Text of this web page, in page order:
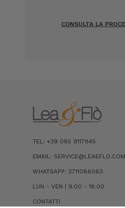
CONSULTA LA
TEL: +39 085 9117845
EMAIL: SERVICE@LEAEFLO.COM
WHATSAPP: 3711086063
LUN - VEN | 9:00 - 18:00
CONTATTI